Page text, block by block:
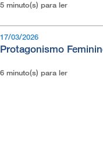
5 minuto(s) para ler
17/03/2026
Protagonismo
6 minuto(s) para ler